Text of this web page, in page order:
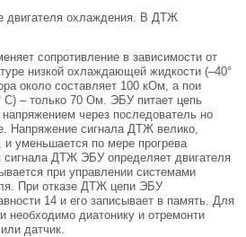
двигателя охлаждения. В ДТЖ
сопротивление в зависимости от
низкой охлаждающей жидкости (–40°
около составляет 100 кОм, а пои
С) – только 70 Ом. ЭБУ питает цепь
чepeз последователь но
Напряжение сигнала ДТЖ велико,
и уменьшается по мере прогрева
сигнала ДТЖ ЭБУ определяет двигателя
при управлении системами
При отказе ДТЖ цепи ЭБУ
14 и его записывает в память. Для
необходимо диатонику и отремонти
датчик.